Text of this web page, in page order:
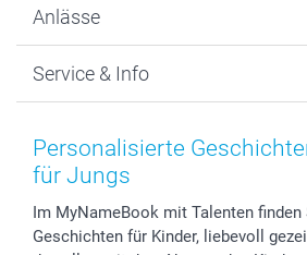
MyNameBook
Fotoabzüge, Fotos als Buch & Poster
Zubehör & Material
Foto-Kalender & Agenden
Geschenk-Gutscheine (PDF)
Warum smartphoto
Datenschutz
AGB
Impressum
Partnerprogramme
Anlässe
Neujahr
Muttertag
Vatertag
Hochzeit
Service & Info
Anmelden /Registrieren
Preise und Versandkosten
72h Lieferung
Personalisierte
für Jungs
Im MyNameBook mit Talenten
Geschichten für Kinder, liebevoll